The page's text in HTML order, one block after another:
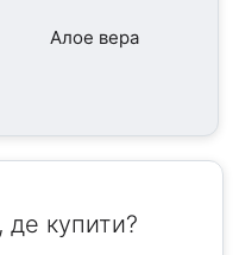
Алое вера
купити?